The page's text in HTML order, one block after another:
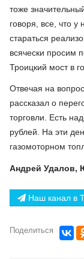
тоже
говоря, все, что у
стараться
всячески просим
Троицкий мост в
Отвечая на
рассказал о
торговли. Есть
рублей. На эти
газомоторном
Андрей Удалов,
Наш канал в
Поделиться